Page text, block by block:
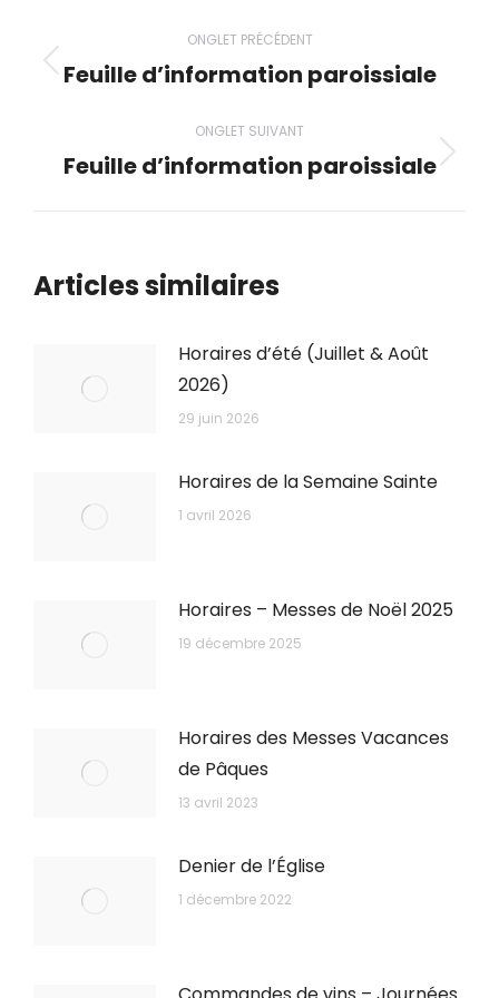
Navigation
de
commentaire
ONGLET PRÉCÉDENT
Onglet
Feuille d’information paroissiale
ONGLET SUIVANT
Onglet
Feuille d’information paroissiale
Articles similaires
Horaires d’été (Juillet & Août
2026)
29 juin 2026
Horaires de la Semaine Sainte
1 avril 2026
Horaires – Messes de Noël 2025
19 décembre 2025
Horaires des Messes Vacances
de Pâques
13 avril 2023
Denier de l’Église
1 décembre 2022